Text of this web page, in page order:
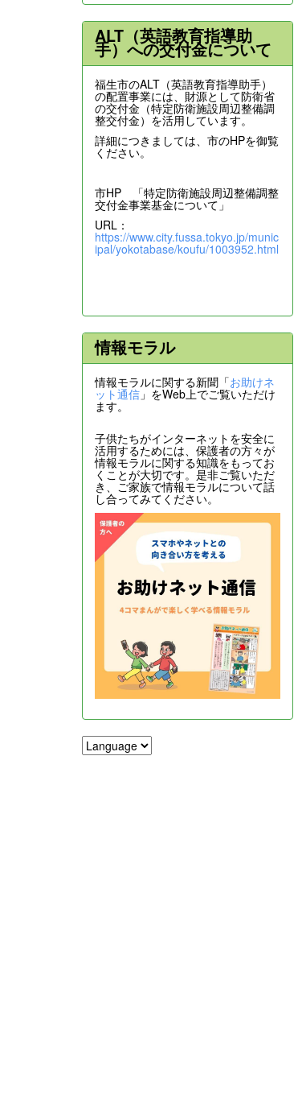
ALT（英語教育指導助
手）への交付金について
福生市のALT（英語教育指導助手）
の配置事業には、財源として防衛省
の交付金（特定防衛施設周辺整備調
整交付金）を活用しています。
詳細につきましては、市のHPを御覧
ください。
市HP 「特定防衛施設周辺整備調整
交付金事業基金について」
URL：
https://www.city.fussa.tokyo.jp/munic
ipal/yokotabase/koufu/1003952.html
情報モラル
情報モラルに関する新聞「お助けネ
ット通信 」をWeb上でご覧いただけ
ます。
子供たちがインターネットを安全に
活用するためには、保護者の方々が
情報モラルに関する知識をもってお
くことが大切です。是非ご覧いただ
き、ご家族で情報モラルについて話
し合ってみてください。